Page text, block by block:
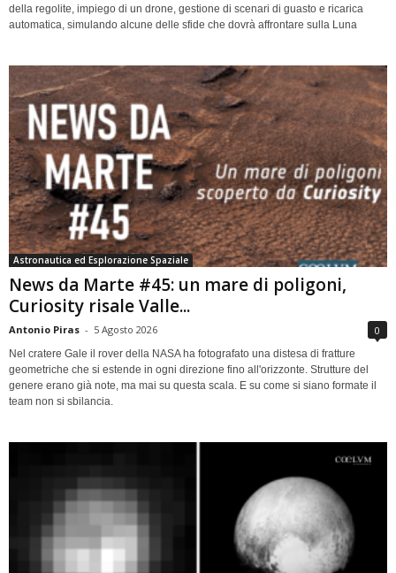
della regolite, impiego di un drone, gestione di scenari di guasto e ricarica
automatica, simulando alcune delle sfide che dovrà affrontare sulla Luna
Astronautica ed Esplorazione Spaziale
News da Marte #45: un mare di poligoni,
Curiosity risale Valle...
Antonio Piras - 5 Agosto 2026 0
Nel cratere Gale il rover della NASA ha fotografato una distesa di fratture
geometriche che si estende in ogni direzione fino all'orizzonte. Strutture del
genere erano già note, ma mai su questa scala. E su come si siano formate il
team non si sbilancia.